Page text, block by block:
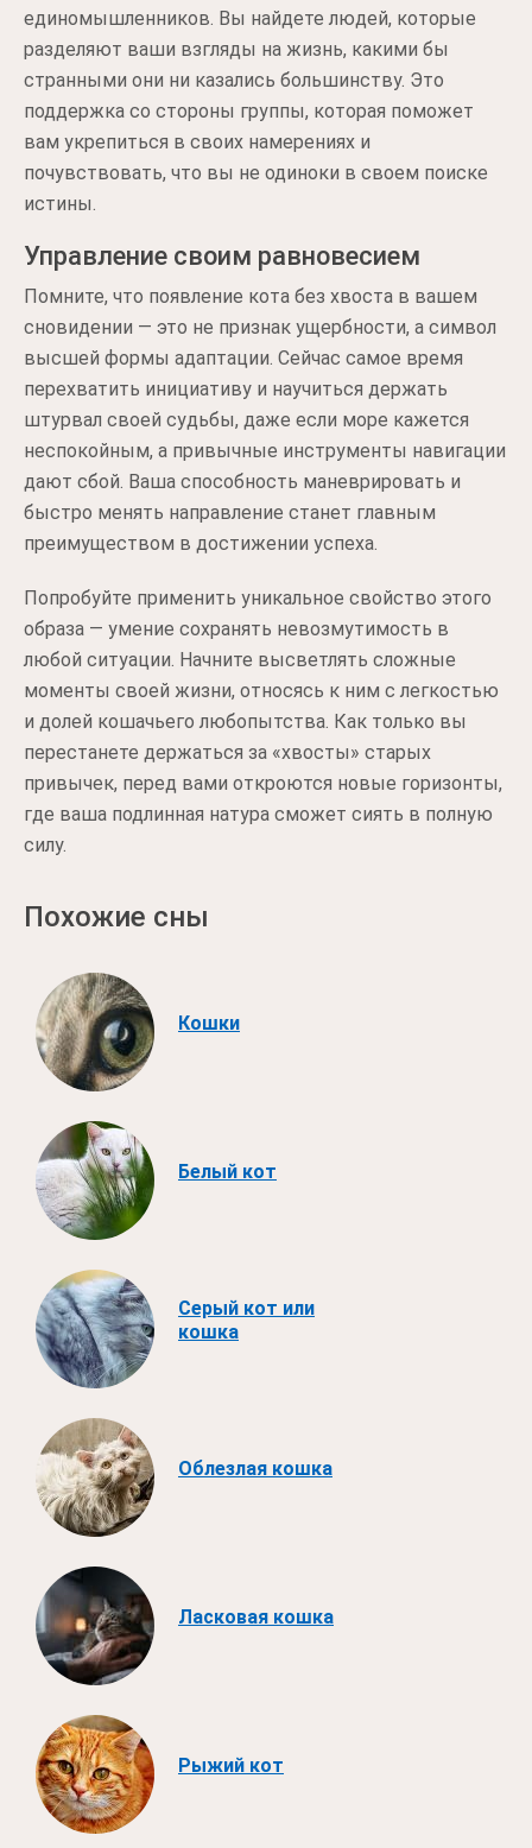
единомышленников. Вы найдете людей, которые
разделяют ваши взгляды на жизнь, какими бы
странными они ни казались большинству. Это
поддержка со стороны группы, которая поможет
вам укрепиться в своих намерениях и
почувствовать, что вы не одиноки в своем поиске
истины.
Управление своим равновесием
Помните, что появление кота без хвоста в вашем
сновидении — это не признак ущербности, а символ
высшей формы адаптации. Сейчас самое время
перехватить инициативу и научиться держать
штурвал своей судьбы, даже если море кажется
неспокойным, а привычные инструменты навигации
дают сбой. Ваша способность маневрировать и
быстро менять направление станет главным
преимуществом в достижении успеха.
Попробуйте применить уникальное свойство этого
образа — умение сохранять невозмутимость в
любой ситуации. Начните высветлять сложные
моменты своей жизни, относясь к ним с легкостью
и долей кошачьего любопытства. Как только вы
перестанете держаться за «хвосты» старых
привычек, перед вами откроются новые горизонты,
где ваша подлинная натура сможет сиять в полную
силу.
Похожие сны
Кошки
Белый кот
Серый кот или
кошка
Облезлая кошка
Ласковая кошка
Рыжий кот